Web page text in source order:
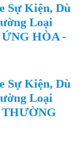
Sự Kiện, Dù
Loại
HÒA -
Sự Kiện, Dù
Loại